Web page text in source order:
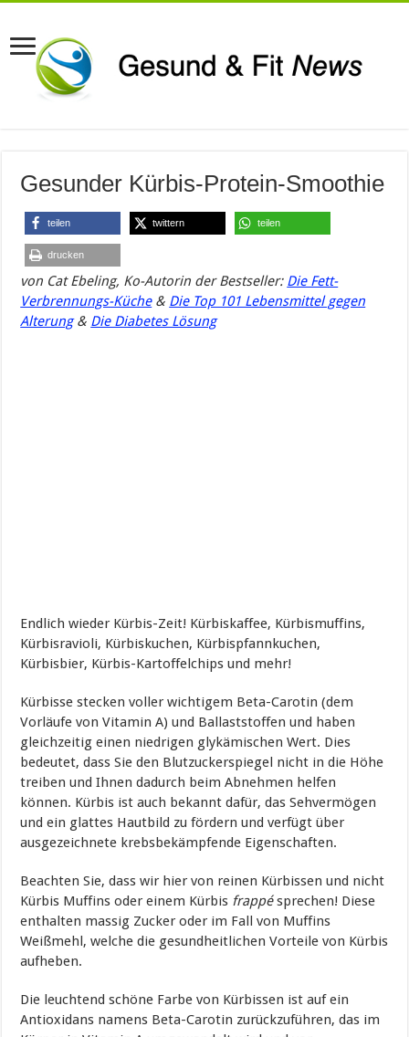
Gesunder Kürbis-Protein-Smoothie
teilen twittern teilen
drucken
von Cat Ebeling, Ko-Autorin der Bestseller: Die Fett-
Verbrennungs-Küche& Die Top 101 Lebensmittel gegen
Alterung& Die Diabetes Lösung
Endlich wieder Kürbis-Zeit! Kürbiskaffee, Kürbismuffins,
Kürbisravioli, Kürbiskuchen, Kürbispfannkuchen,
Kürbisbier, Kürbis-Kartoffelchips und mehr!
Kürbisse stecken voller wichtigem Beta-Carotin (dem
Vorläufe von Vitamin A) und Ballaststoffen und haben
gleichzeitig einen niedrigen glykämischen Wert. Dies
bedeutet, dass Sie den Blutzuckerspiegel nicht in die Höhe
treiben und Ihnen dadurch beim Abnehmen helfen
können. Kürbis ist auch bekannt dafür, das Sehvermögen
und ein glattes Hautbild zu fördern und verfügt über
ausgezeichnete krebsbekämpfende Eigenschaften.
Beachten Sie, dass wir hier von reinen Kürbissen und nicht
Kürbis Muffins oder einem Kürbis frappésprechen! Diese
enthalten massig Zucker oder im Fall von Muffins
Weißmehl, welche die gesundheitlichen Vorteile von Kürbis
aufheben.
Die leuchtend schöne Farbe von Kürbissen ist auf ein
Antioxidans namens Beta-Carotin zurückzuführen, das im